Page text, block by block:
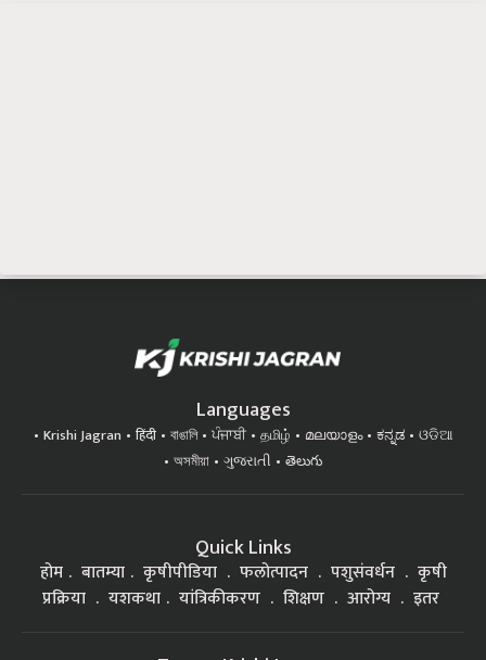
Languages
Krishi Jagran हिंदी বাঙালি ਪੰਜਾਬੀ தமிழ் മലയാളം ಕನ್ನಡ
ଓଡିଆ
অসমীয়া
ગુજરાતી తెలుగు
Quick Links
होम बातम्या कृषीपीडिया फलोत्पादन पशुसंवर्धन
कृषी
प्रक्रिया
यशकथा यांत्रिकीकरण शिक्षण आरोग्य इतर